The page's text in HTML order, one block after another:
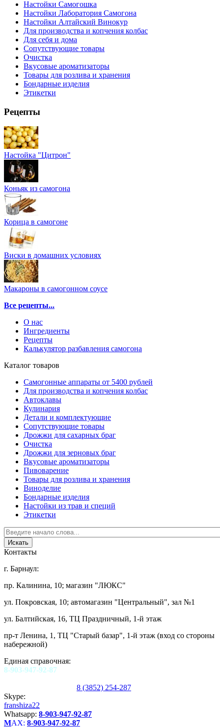
Настойки Самогошка
Настойки Лаборатория Самогона
Настойки Алтайский Винокур
Для производства и копчения колбас
Для себя и дома
Сопутствующие товары
Очистка
Вкусовые ароматизаторы
Товары для розлива и хранения
Бондарные изделия
Этикетки
Рецепты
Настойка "Цитрон"
Коньяк из самогона
Корица в самогоне
Виски в домашних условиях
Макароны в самогонном соусе
Все рецепты...
О нас
Ингредиенты
Рецепты
Калькулятор разбавления самогона
Каталог товаров
Самогонные аппараты от 5400 рублей
Для производства и копчения колбас
Автоклавы
Кулинария
Детали и комплектующие
Сопутствующие товары
Дрожжи для сахарных браг
Очистка
Дрожжи для зерновых браг
Вкусовые ароматизаторы
Пивоварение
Товары для розлива и хранения
Виноделие
Бондарные изделия
Настойки из трав и специй
Этикетки
Контакты
г. Барнаул:
пр. Калинина, 10; магазин "ЛЮКС"
ул. Покровская, 10; автомагазин "Центральный", зал №1
ул. Балтийская, 16, ТЦ Праздничный, 1-й этаж
пр-т Ленина, 1, ТЦ "Старый базар", 1-й этаж (вход со стороны
набережной)
Единая справочная:
8-903-947-92-87
8 (3852) 254-287
Skype:
franshiza22
Whatsapp: 8-903-947-92-87
MAX: 8-903-947-92-87